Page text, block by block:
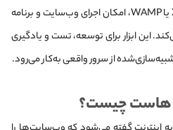
با کمک نرم‌افزارهایی مثل XAMPP یا WAMP، امکان اجرای وب‌سایت و برنامه
این ابزار برای توسعه، تست و یادگیری
از سرور واقعی به‌کار می‌رود.
هاست چیست؟